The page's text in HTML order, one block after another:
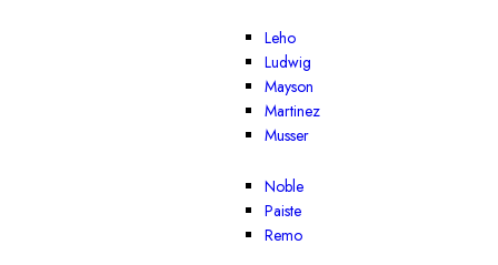
Leho
Ludwig
Mayson
Martinez
Musser
Noble
Paiste
Remo